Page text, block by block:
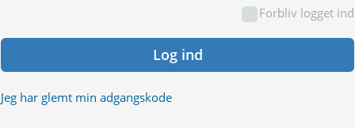
Forbliv logget ind
Log ind
Jeg har glemt min adgangskode